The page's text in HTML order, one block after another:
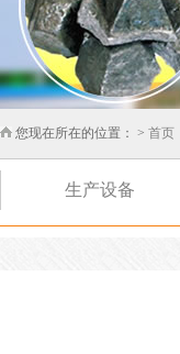
您现在所在的位置： > 首页
生产设备